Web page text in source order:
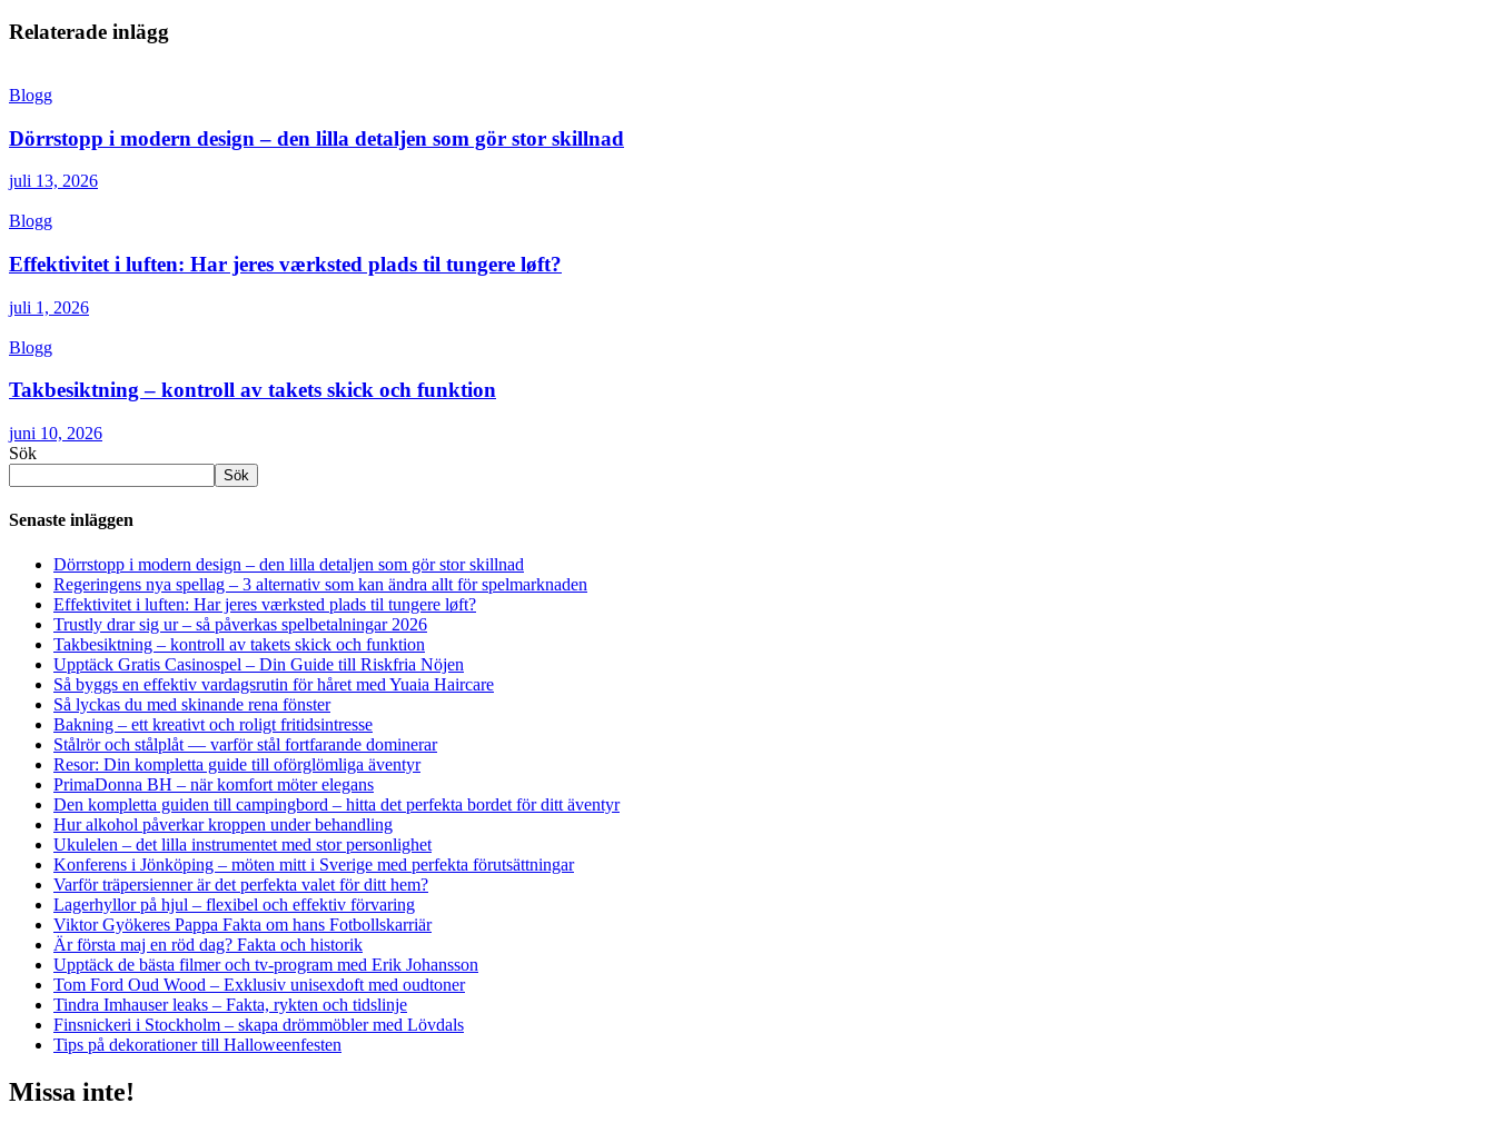
Relaterade inlägg
Blogg
Dörrstopp i modern design – den lilla detaljen som gör stor skillnad
juli 13, 2026
Blogg
Effektivitet i luften: Har jeres værksted plads til tungere løft?
juli 1, 2026
Blogg
Takbesiktning – kontroll av takets skick och funktion
juni 10, 2026
Sök
Sök
Senaste inläggen
Dörrstopp i modern design – den lilla detaljen som gör stor skillnad
Regeringens nya spellag – 3 alternativ som kan ändra allt för spelmarknaden
Effektivitet i luften: Har jeres værksted plads til tungere løft?
Trustly drar sig ur – så påverkas spelbetalningar 2026
Takbesiktning – kontroll av takets skick och funktion
Upptäck Gratis Casinospel – Din Guide till Riskfria Nöjen
Så byggs en effektiv vardagsrutin för håret med Yuaia Haircare
Så lyckas du med skinande rena fönster
Bakning – ett kreativt och roligt fritidsintresse
Stålrör och stålplåt — varför stål fortfarande dominerar
Resor: Din kompletta guide till oförglömliga äventyr
PrimaDonna BH – när komfort möter elegans
Den kompletta guiden till campingbord – hitta det perfekta bordet för ditt äventyr
Hur alkohol påverkar kroppen under behandling
Ukulelen – det lilla instrumentet med stor personlighet
Konferens i Jönköping – möten mitt i Sverige med perfekta förutsättningar
Varför träpersienner är det perfekta valet för ditt hem?
Lagerhyllor på hjul – flexibel och effektiv förvaring
Viktor Gyökeres Pappa Fakta om hans Fotbollskarriär
Är första maj en röd dag? Fakta och historik
Upptäck de bästa filmer och tv-program med Erik Johansson
Tom Ford Oud Wood – Exklusiv unisexdoft med oudtoner
Tindra Imhauser leaks – Fakta, rykten och tidslinje
Finsnickeri i Stockholm – skapa drömmöbler med Lövdals
Tips på dekorationer till Halloweenfesten
Missa inte!